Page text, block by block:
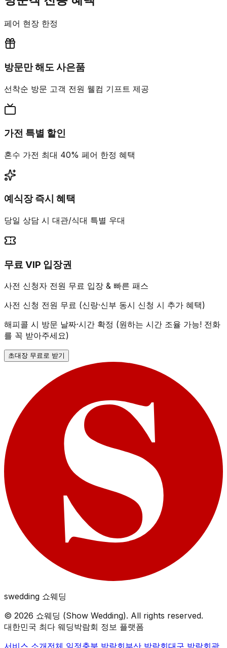
페어 현장 한정
방문만 해도 사은품
선착순 방문 고객 전원 웰컴 기프트 제공
가전 특별 할인
혼수 가전 최대 40% 페어 한정 혜택
예식장 즉시 혜택
당일 상담 시 대관/식대 특별 우대
무료 VIP 입장권
사전 신청자 전원 무료 입장 & 빠른 패스
사전 신청 전원 무료 (신랑·신부 동시 신청 시 추가 혜택)
해피콜 시 방문 날짜·시간 확정 (원하는 시간 조율 가능! 전화
를 꼭 받아주세요)
초대장 무료로 받기
swedding 쇼웨딩
© 2026 쇼웨딩 (Show Wedding). All rights reserved.
대한민국 최다 웨딩박람회 정보 플랫폼